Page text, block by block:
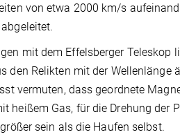
von etwa 2000 km/s
mit dem Effelsberger
den Relikten mit der Wellenlänge
vermuten, dass geordnete
heißem Gas, für die Drehung
sein als die Haufen selbst.